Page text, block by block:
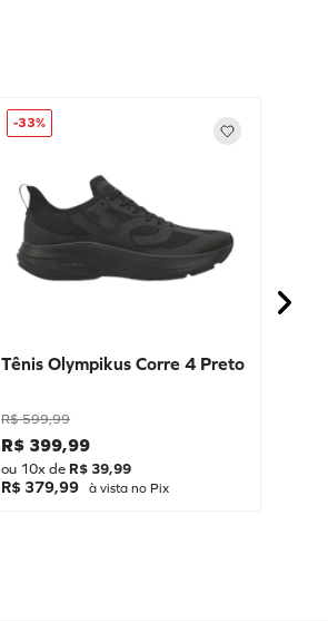
-33%
Tênis Olympikus Corre 4 Preto
R$ 599,99
R$ 399,99
ou 10x de R$ 39,99
R$ 379,99 à vista no Pix